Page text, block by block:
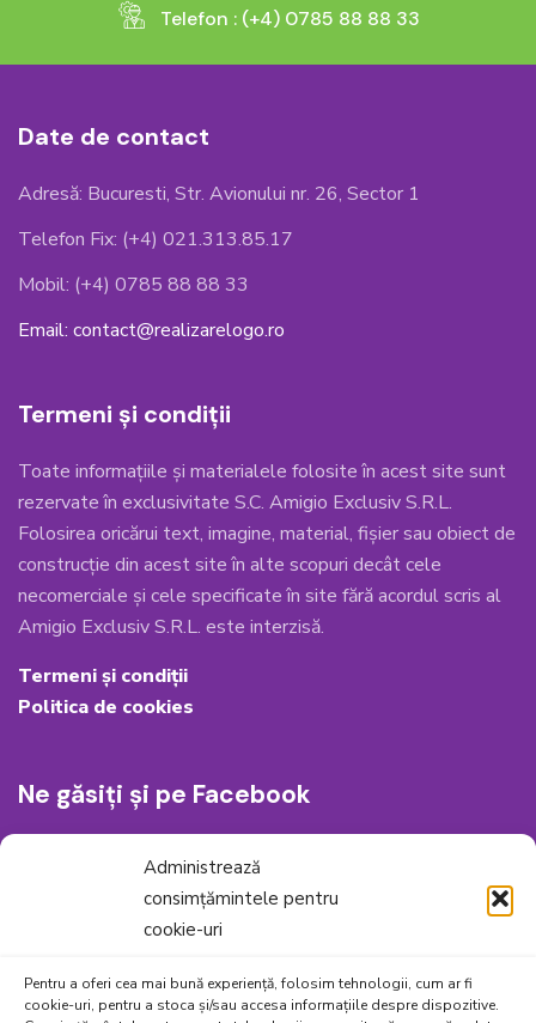
Administrează
consimțămintele pentru
cookie-uri
Pentru a oferi cea mai bună experiență, folosim tehnologii, cum ar fi
cookie-uri, pentru a stoca și/sau accesa informațiile despre dispozitive.
Telefon : (+4) 0785 88 88 33
Date de contact
Adresă: Bucuresti, Str. Avionului nr. 26, Sector 1
Telefon Fix: (+4) 021.313.85.17
Mobil: (+4) 0785 88 88 33
Email: contact@realizarelogo.ro
Termeni și condiții
Toate informațiile și materialele folosite în acest site sunt
rezervate în exclusivitate S.C. Amigio Exclusiv S.R.L.
Folosirea oricărui text, imagine, material, fișier sau obiect de
construcție din acest site în alte scopuri decât cele
necomerciale și cele specificate în site fără acordul scris al
Amigio Exclusiv S.R.L. este interzisă.
Termeni și condiții
Politica de cookies
Ne găsiți și pe Facebook